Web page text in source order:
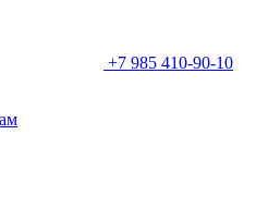
+7 985 410-90-10